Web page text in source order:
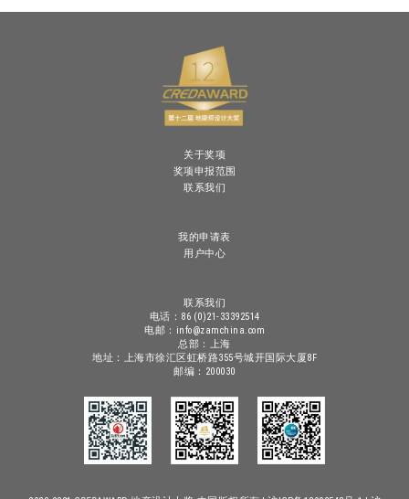
关于奖项
奖项申报范围
联系我们
我的申请表
用户中心
联系我们
电话：86 (0)21-33392514
电邮：info@zamchina.com
总部：上海
地址：上海市徐汇区虹桥路355号城开国际大厦8F
邮编：200030